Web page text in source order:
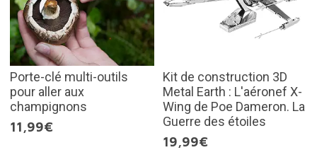
Porte-clé multi-outils
pour aller aux
champignons
11,99€
Kit de construction 3D
Metal Earth : L'aéronef X-
Wing de Poe Dameron. La
Guerre des étoiles
19,99€